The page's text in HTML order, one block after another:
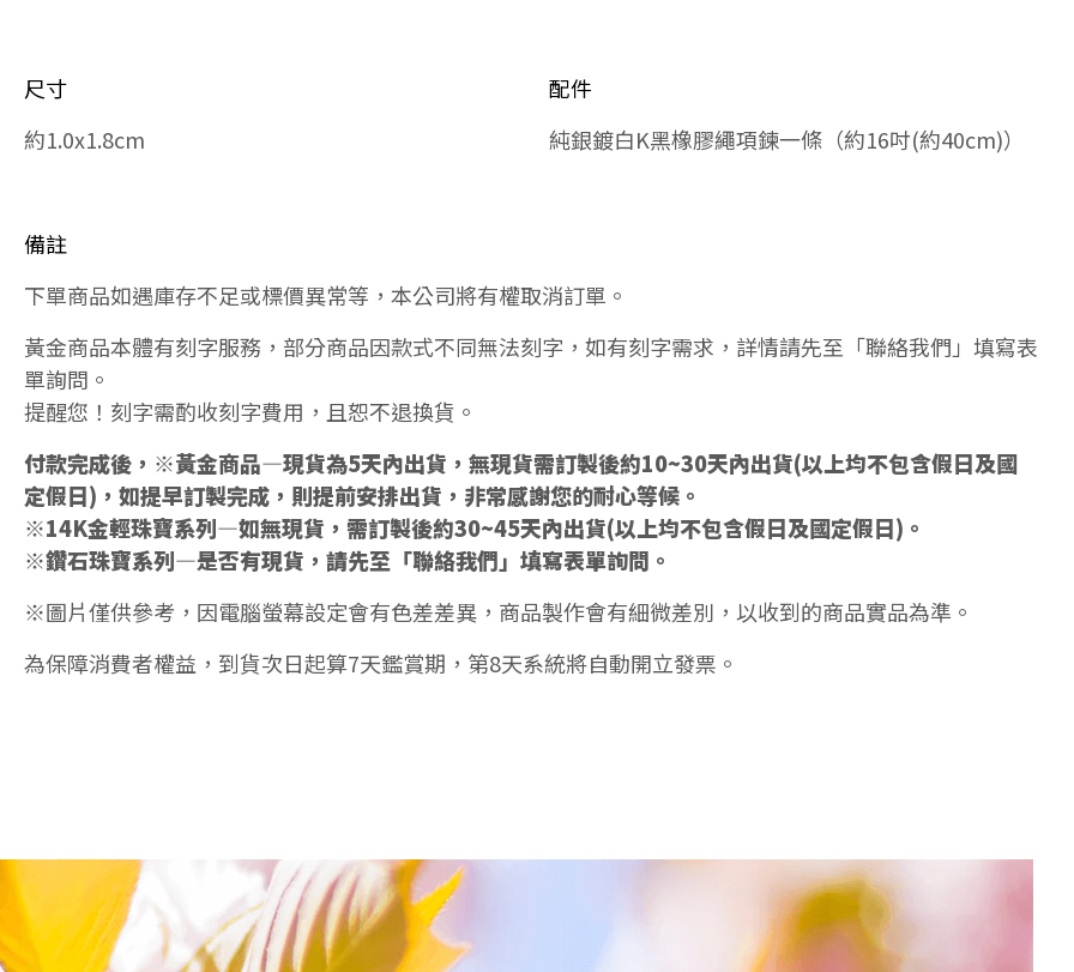
尺寸
約1.0x1.8cm
配件
純銀鍍白K黑橡膠繩項鍊一條（約16吋(約40cm)）
備註
下單商品如遇庫存不足或標價異常等，本公司將有權取消訂單。
黃金商品本體有刻字服務，部分商品因款式不同無法刻字，如有刻字需求，詳情請先至「聯絡我們」填寫表
單詢問。
提醒您！刻字需酌收刻字費用，且恕不退換貨。
付款完成後，※黃金商品—現貨為5天內出貨，無現貨需訂製後約10~30天內出貨(以上均不包含假日及國
定假日)，如提早訂製完成，則提前安排出貨，非常感謝您的耐心等候。
※14K金輕珠寶系列—如無現貨，需訂製後約30~45天內出貨(以上均不包含假日及國定假日)。
※鑽石珠寶系列—是否有現貨，請先至「聯絡我們」填寫表單詢問。
※圖片僅供參考，因電腦螢幕設定會有色差差異，商品製作會有細微差別，以收到的商品實品為準。
為保障消費者權益，到貨次日起算7天鑑賞期，第8天系統將自動開立發票。